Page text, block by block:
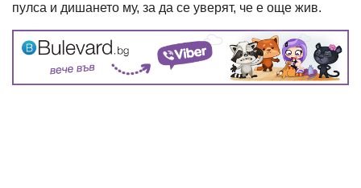
пулса и дишането му, за да се уверят, че е още жив.